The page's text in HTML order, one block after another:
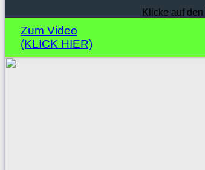
Klicke auf
Zum Video
(KLICK HIER)